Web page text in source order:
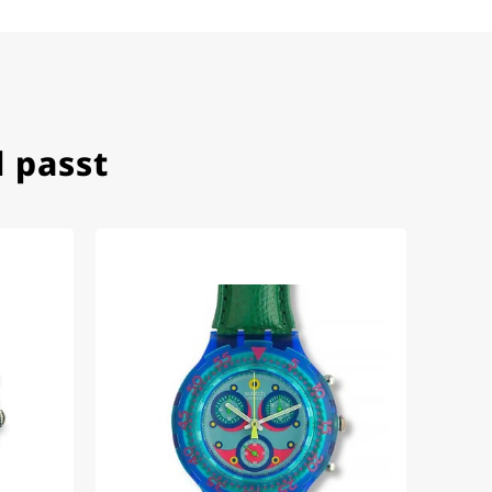
passt